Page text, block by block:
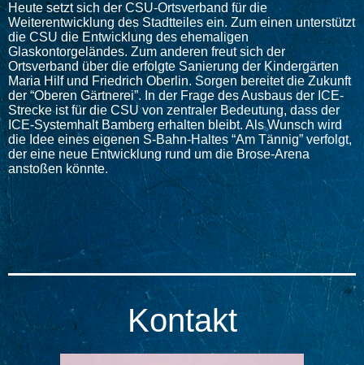
Heute setzt sich der CSU-Ortsverband für die
Weiterentwicklung des Stadtteiles ein. Zum einen unterstützt
die CSU die Entwicklung des ehemaligen
Glaskontorgeländes. Zum anderen freut sich der
Ortsverband über die erfolgte Sanierung der Kindergärten
Maria Hilf und Friedrich Oberlin. Sorgen bereitet die Zukunft
der “Oberen Gärtnerei”. In der Frage des Ausbaus der ICE-
Strecke ist für die CSU von zentraler Bedeutung, dass der
ICE-Systemhalt Bamberg erhalten bleibt. Als Wunsch wird
die Idee eines eigenen S-Bahn-Haltes “Am Tännig” verfolgt,
der eine neue Entwicklung rund um die Brose-Arena
anstoßen könnte.
Kontakt